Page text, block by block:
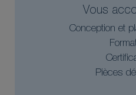
Vous
Conception et
Pièces